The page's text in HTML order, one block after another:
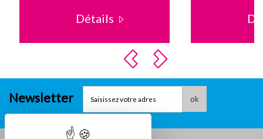
Détails
Newsletter ok